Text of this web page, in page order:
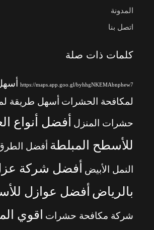
المدونة
اتصل بنا
كلمات ذات صلة
https://maps.app.goo.gl/byhhgNKEMAbnphew7
لمكافحة الحشرات أسهل طريقة
حشرات المنزل
أفضل أنواع
للأسطح المبلطة أفضل
النمل الأبيض
أفضل شركة
بالرياض أفضل عوازل
شركة مكافحة حشرات
اقوي